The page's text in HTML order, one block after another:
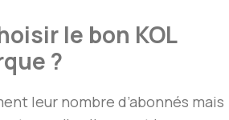
le bon KOL
?
leur nombre d’abonnés mais